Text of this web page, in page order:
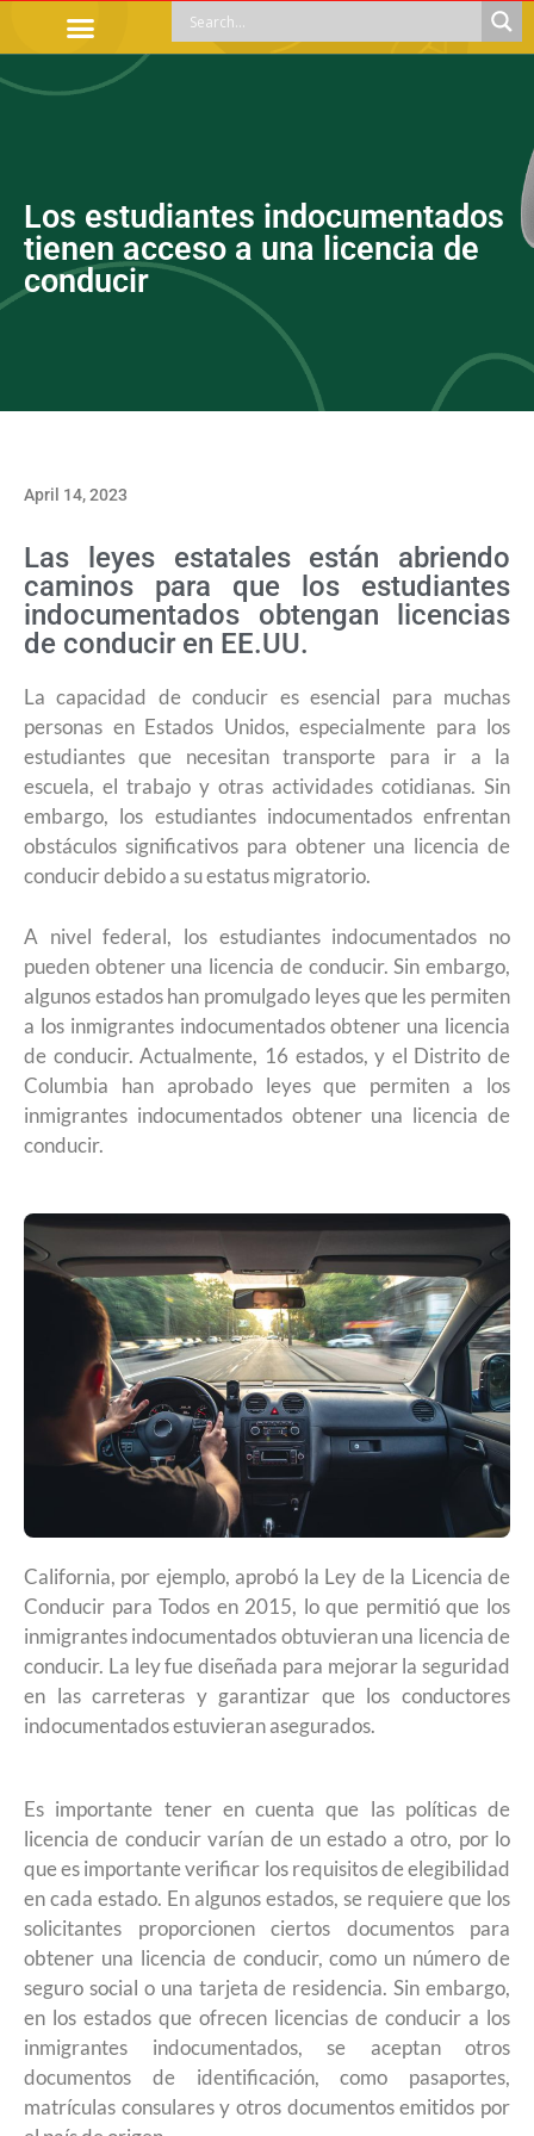
Los estudiantes indocumentados
tienen acceso a una licencia de
conducir
April 14, 2023
Las leyes estatales están abriendo
caminos para que los estudiantes
indocumentados obtengan licencias
de conducir en EE.UU.
La capacidad de conducir es esencial para muchas
personas en Estados Unidos, especialmente para los
estudiantes que necesitan transporte para ir a la
escuela, el trabajo y otras actividades cotidianas. Sin
embargo, los estudiantes indocumentados enfrentan
obstáculos significativos para obtener una licencia de
conducir debido a su estatus migratorio.
A nivel federal, los estudiantes indocumentados no
pueden obtener una licencia de conducir. Sin embargo,
algunos estados han promulgado leyes que les permiten
a los inmigrantes indocumentados obtener una licencia
de conducir. Actualmente, 16 estados, y el Distrito de
Columbia han aprobado leyes que permiten a los
inmigrantes indocumentados obtener una licencia de
conducir.
California, por ejemplo, aprobó la Ley de la Licencia de
Conducir para Todos en 2015, lo que permitió que los
inmigrantes indocumentados obtuvieran una licencia de
conducir. La ley fue diseñada para mejorar la seguridad
en las carreteras y garantizar que los conductores
indocumentados estuvieran asegurados.
Es importante tener en cuenta que las políticas de
licencia de conducir varían de un estado a otro, por lo
que es importante verificar los requisitos de elegibilidad
en cada estado. En algunos estados, se requiere que los
solicitantes proporcionen ciertos documentos para
obtener una licencia de conducir, como un número de
seguro social o una tarjeta de residencia. Sin embargo,
en los estados que ofrecen licencias de conducir a los
inmigrantes indocumentados, se aceptan otros
documentos de identificación, como pasaportes,
matrículas consulares y otros documentos emitidos por